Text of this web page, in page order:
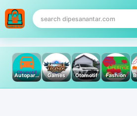
Autoparts Games Otomotif Fashion